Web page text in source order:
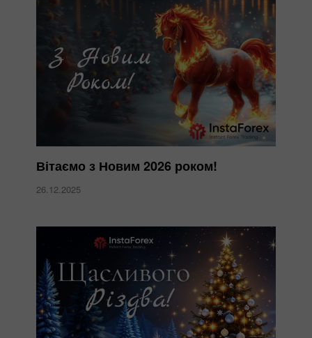
Вітаємо з Новим 2026 роком!
26.12.2025